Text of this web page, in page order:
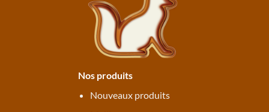
Nos produits
Nouveaux produits